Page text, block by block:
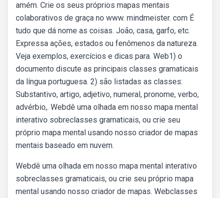
amém. Crie os seus próprios mapas mentais
colaborativos de graça no www. mindmeister. com É
tudo que dá nome as coisas. João, casa, garfo, etc.
Expressa ações, estados ou fenômenos da natureza.
Veja exemplos, exercícios e dicas para. Web1) o
documento discute as principais classes gramaticais
da língua portuguesa. 2) são listadas as classes:
Substantivo, artigo, adjetivo, numeral, pronome, verbo,
advérbio,. Webdê uma olhada em nosso mapa mental
interativo sobreclasses gramaticais, ou crie seu
próprio mapa mental usando nosso criador de mapas
mentais baseado em nuvem.
Webdê uma olhada em nosso mapa mental interativo
sobreclasses gramaticais, ou crie seu próprio mapa
mental usando nosso criador de mapas. Webclasses